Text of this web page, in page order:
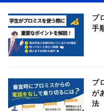
プ
手
プ
が
法